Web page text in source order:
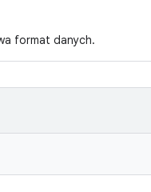
format danych.